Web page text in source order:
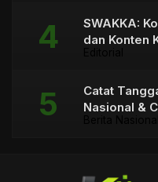
SWAKKA:
dan Konten
Catat
Nasional &